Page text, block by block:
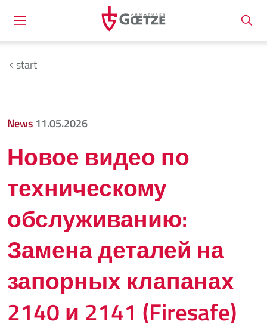
start
News11.05.2026
Новое видео по
техническому
обслуживанию:
Замена деталей на
запорных клапанах
2140 и 2141 (Firesafe)